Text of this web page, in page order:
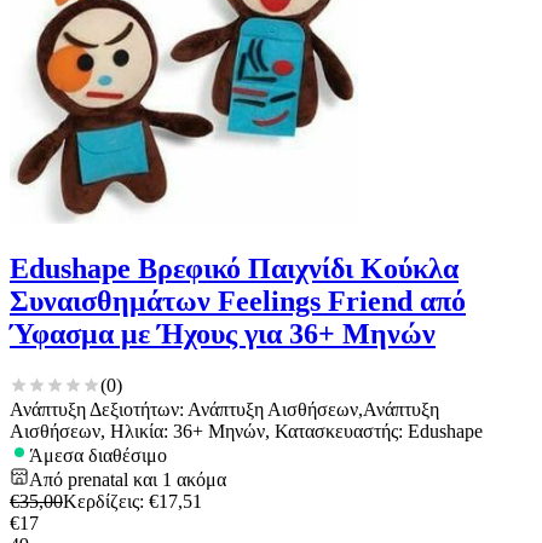
Edushape Βρεφικό Παιχνίδι Κούκλα
Συναισθημάτων Feelings Friend από
Ύφασμα με Ήχους για 36+ Μηνών
(0)
Ανάπτυξη Δεξιοτήτων: Ανάπτυξη Αισθήσεων,Ανάπτυξη
Αισθήσεων, Ηλικία: 36+ Μηνών, Κατασκευαστής: Edushape
Άμεσα διαθέσιμο
Από prenatal και 1 ακόμα
€35,00Κερδίζεις: €17,51
€17